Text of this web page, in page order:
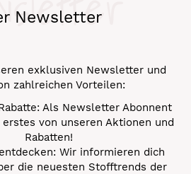
Newsletter
exklusiven Newsletter und
zahlreichen Vorteilen:
Als Newsletter Abonnent
von unseren Aktionen und
Rabatten!
Wir informieren dich
die neuesten Stofftrends der